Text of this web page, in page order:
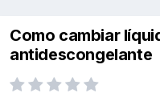
Como cambiar
antidescongelante